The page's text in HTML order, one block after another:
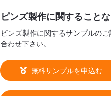
ピンズ製作に関すること
ピンズ製作に関するサンプルの
合わせ下さい。
無料サンプルを申込む